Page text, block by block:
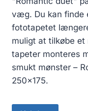
væg. Du kan finde
fototapetet
muligt at tilkøbe
tapeter monteres
smukt mønster –
250×175.